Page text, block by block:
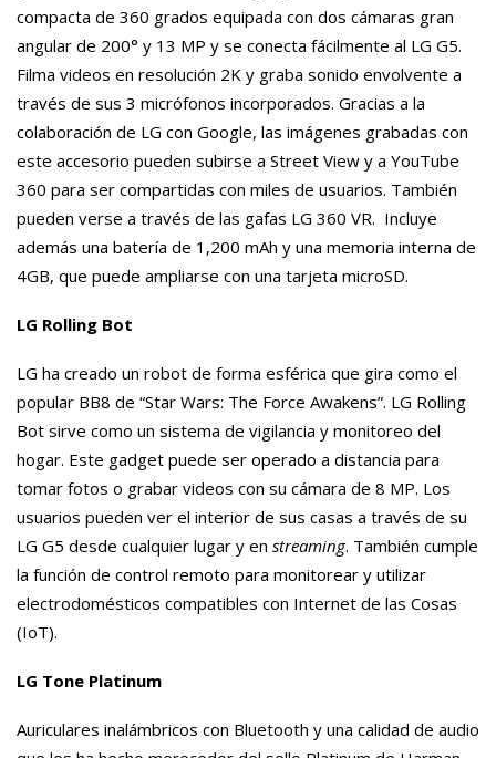
compacta de 360 grados equipada con dos cámaras gran
angular de 200° y 13 MP y se conecta fácilmente al LG G5.
Filma videos en resolución 2K y graba sonido envolvente a
través de sus 3 micrófonos incorporados. Gracias a la
colaboración de LG con Google, las imágenes grabadas con
este accesorio pueden subirse a Street View y a YouTube
360 para ser compartidas con miles de usuarios. También
pueden verse a través de las gafas LG 360 VR. Incluye
además una batería de 1,200 mAh y una memoria interna de
4GB, que puede ampliarse con una tarjeta microSD.
LG Rolling Bot
LG ha creado un robot de forma esférica que gira como el
popular BB8 de “Star Wars: The Force Awakens”. LG Rolling
Bot sirve como un sistema de vigilancia y monitoreo del
hogar. Este gadget puede ser operado a distancia para
tomar fotos o grabar videos con su cámara de 8 MP. Los
usuarios pueden ver el interior de sus casas a través de su
LG G5 desde cualquier lugar y en streaming. También cumple
la función de control remoto para monitorear y utilizar
electrodomésticos compatibles con Internet de las Cosas
(IoT).
LG Tone Platinum
Auriculares inalámbricos con Bluetooth y una calidad de audio